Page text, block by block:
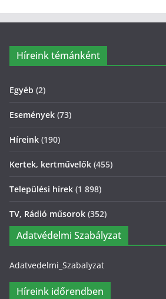
Híreink témánként
Egyéb (2)
Események (73)
Híreink (190)
Kertek, kertművelők (455)
Települési hírek (1 898)
TV, Rádió műsorok (352)
Adatvédelmi Szabályzat
Adatvedelmi_Szabalyzat
Híreink időrendben